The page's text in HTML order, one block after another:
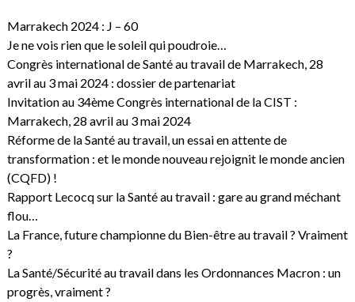
Marrakech 2024 : J – 60
Je ne vois rien que le soleil qui poudroie…
Congrès international de Santé au travail de Marrakech, 28
avril au 3 mai 2024 : dossier de partenariat
Invitation au 34ème Congrès international de la CIST :
Marrakech, 28 avril au 3 mai 2024
Réforme de la Santé au travail, un essai en attente de
transformation : et le monde nouveau rejoignit le monde ancien
(CQFD) !
Rapport Lecocq sur la Santé au travail : gare au grand méchant
flou…
La France, future championne du Bien-être au travail ? Vraiment
?
La Santé/Sécurité au travail dans les Ordonnances Macron : un
progrès, vraiment ?